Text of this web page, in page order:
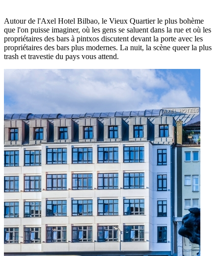
Autour de l'Axel Hotel Bilbao, le Vieux Quartier le plus bohème
que l'on puisse imaginer, où les gens se saluent dans la rue et où les
propriétaires des bars à pintxos discutent devant la porte avec les
propriétaires des bars plus modernes. La nuit, la scène queer la plus
trash et travestie du pays vous attend.